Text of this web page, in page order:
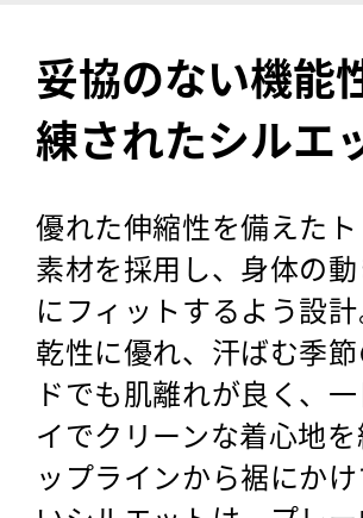
妥協のない機能
練されたシルエ
優れた伸縮性を備えた
素材を採用し、身体の
にフィットするよう設
乾性に優れ、汗ばむ季
ドでも肌離れが良く、
イでクリーンな着心地
ップラインから裾にか